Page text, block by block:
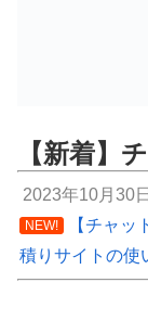
【新着】
2023年10月30日
NEW!
【チャッ
積りサイトの使